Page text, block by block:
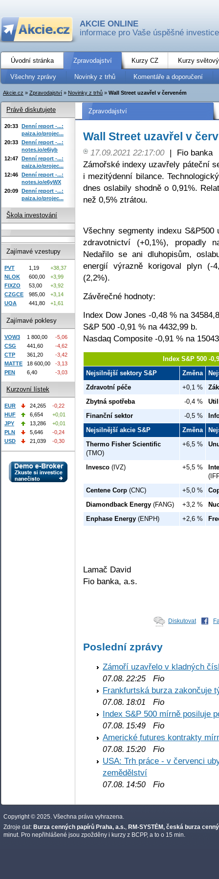
AKCIE ONLINE
informace pro Vaše úspěšné investice
Úvodní stránka Zpravodajství Kurzy CZ Kurzy
Všechny zprávy Novinky z trhů Komentáře a doporučení
Akcie.cz » Zpravodajství » Novinky z trhů » Wall Street uzavřel v červeném
Zpravodajství
Wall Street uzavřel v
17.09.2021 22:17:00 |
Fio banka
Zámořské indexy uzavřely páteční
i mezitýdenní bilance.
dnes oslabily shodně o 0,91%.
než 0,5% ztrátou.
Všechny segmenty indexu
zdravotnictví (+0,1%), propadly
Nedařilo se ani dluhopisům,
energií výrazně korigoval plyn (-
(2,2%).
Závěrečné hodnoty:
Index Dow Jones -0,48 % na
S&P 500 -0,91 % na 4432,99 b.
Nasdaq Composite -0,91 % na
Index S&P 500 -
Nejsilnější sektory S&P
Změna
Zdravotní péče
+0,1 %
Zbytná spotřeba
-0,4 %
Finanční sektor
-0,5 %
Nejsilnější akcie S&P
Změna
Thermo Fisher Scientific
(TMO)
+6,5 %
Invesco (IVZ) +5,5 %
Centene Corp (CNC) +5,0 %
Diamondback Energy (FANG) +3,2 %
Enphase Energy (ENPH) +2,6 %
Lamač David
Fio banka, a.s.
Diskutovat
Poslední zprávy
Zámoří uzavřelo v kladných
07.08. 22:25 Fio
Frankfurtská burza zakončuje
07.08. 18:01
Fio
Index S&P 500 mírně posiluje
07.08. 15:49 Fio
Americké futures kontrakty
07.08. 15:20 Fio
USA: Trh práce - v červenci
zemědělství
07.08. 14:50 Fio
Právě diskutujete
20:33 Denní report -...:
paiza.io/projec...
20:33 Denní report -...:
notes.io/e6iyb
12:47 Denní report -...:
paiza.io/projec...
12:46 Denní report -...:
notes.io/e6yWX
20:09 Denní report -...:
paiza.io/projec...
Škola investování
Zajímavé vzestupy
PVT 1,19
+38,37
NLOK
600,00
+3,99
FIXZO
53,00
+3,92
CZGCE
985,00
+3,14
UQA
441,80 +1,61
Zajímavé poklesy
VOW3 1 800,00
-5,06
CSG
441,60
-4,62
CTP
361,20
-3,42
MATTE
18 600,00
-3,13
PEN
6,40 -3,03
Kurzovní lístek
EUR 24,265
-0,22
HUF
6,654
+0,01
JPY
13,286
+0,01
PLN
5,646
-0,24
USD
21,039 -0,30
Copyright © 2025. Všechna práva vyhrazena.
Zdroje dat: Burza cenných papírů Praha, a.s., RM-SYSTÉM, česká burza
minut. Pro nepřihlášené jsou zpožděny i kurzy z BCPP, a to o 15 min.